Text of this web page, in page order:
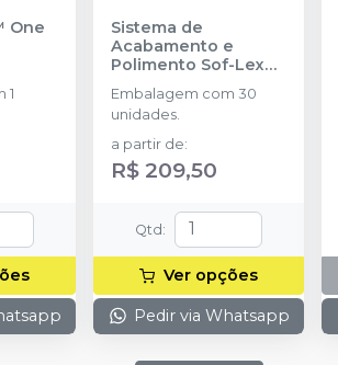
One
1
Sistema de
Acabamento e
Polimento Sof-Lex™
Pop-On Azul
SOLVENTUM
Embalagem com 30
unidades.
a partir de:
R$ 209,50
Qtd :
Ver opções
Pedir via Whatsapp